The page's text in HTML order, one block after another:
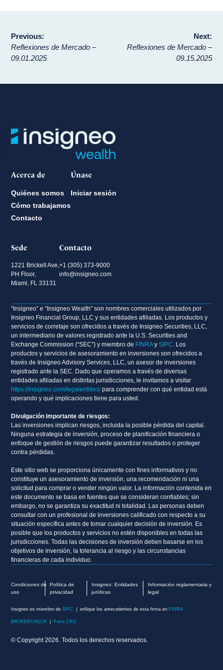
Navegación
de
Previous:
Reflexiones de Mercado –
09.01.2025
Next:
Reflexiones de Mercado –
09.15.2025
Acerca de
Quiénes somos
Cómo trabajamos
Contacto
Únase
Iniciar sesión
Sede
1221 Brickell Ave,
PH Floor,
Miami, FL 33131
Contacto
+1 (305) 373-9000
info@insigneo.com
“Insigneo” e “Insigneo Wealth” son nombres comerciales utilizados por
Insigneo Financial Group, LLC y sus entidades afiliadas. Los productos y
servicios de corretaje son ofrecidos a través de Insigneo Securities, LLC,
un intermediario de valores registrado ante la U.S. Securities and
Exchange Commission (“SEC”) y miembro de FINRAySIPC . Los
productos y servicios de asesoramiento en inversiones son ofrecidos a
través de Insigneo Advisory Services, LLC, un asesor de inversiones
registrado ante la SEC. Dado que operamos a través de diversas
entidades afiliadas en distintas jurisdicciones, le invitamos a visitar
https://insigneo.com/legalentities/para comprender con qué entidad está
operando y qué implicaciones tiene para usted.
Divulgación importante de riesgos:
Las inversiones implican riesgos, incluida la posible pérdida del capital.
Ninguna estrategia de inversión, proceso de planificación financiera o
enfoque de gestión de riesgos puede garantizar resultados o proteger
contra pérdidas.
Este sitio web se proporciona únicamente con fines informativos y no
constituye un asesoramiento de inversión, una recomendación ni una
solicitud para comprar o vender ningún valor. La información contenida en
este documento se basa en fuentes que se consideran confiables; sin
embargo, no se garantiza su exactitud ni totalidad. Las personas deben
consultar con un profesional de inversiones calificado con respecto a su
situación específica antes de tomar cualquier decisión de inversión. Es
posible que los productos y servicios no estén disponibles en todas las
jurisdicciones. Todas las decisiones de inversión deben basarse en los
objetivos de inversión, la tolerancia al riesgo y las circunstancias
financieras de cada individuo.
Condiciones de
uso
Política de
privacidad
Insigneo: Entidades
jurídicas
Información reglamentaria y
legal
Insigneo es miembro deSIPC | erifique los antecedentes de esta firma en FINRA
BROKERCHECK Form CRS
© Copyright 2026. Todos los derechos reservados.